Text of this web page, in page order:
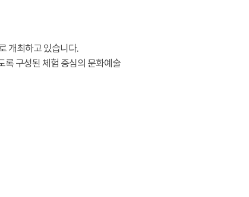
개최하고 있습니다.
록 구성된 체험 중심의 문화예술